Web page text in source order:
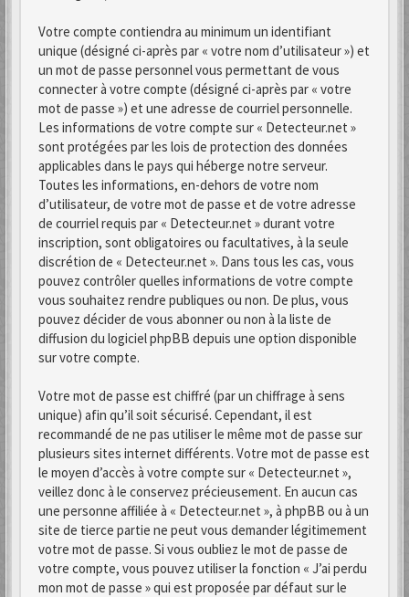
Votre compte contiendra au minimum un identifiant
unique (désigné ci-après par « votre nom d’utilisateur ») et
un mot de passe personnel vous permettant de vous
connecter à votre compte (désigné ci-après par « votre
mot de passe ») et une adresse de courriel personnelle.
Les informations de votre compte sur « Detecteur.net »
sont protégées par les lois de protection des données
applicables dans le pays qui héberge notre serveur.
Toutes les informations, en-dehors de votre nom
d’utilisateur, de votre mot de passe et de votre adresse
de courriel requis par « Detecteur.net » durant votre
inscription, sont obligatoires ou facultatives, à la seule
discrétion de « Detecteur.net ». Dans tous les cas, vous
pouvez contrôler quelles informations de votre compte
vous souhaitez rendre publiques ou non. De plus, vous
pouvez décider de vous abonner ou non à la liste de
diffusion du logiciel phpBB depuis une option disponible
sur votre compte.
Votre mot de passe est chiffré (par un chiffrage à sens
unique) afin qu’il soit sécurisé. Cependant, il est
recommandé de ne pas utiliser le même mot de passe sur
plusieurs sites internet différents. Votre mot de passe est
le moyen d’accès à votre compte sur « Detecteur.net »,
veillez donc à le conservez précieusement. En aucun cas
une personne affiliée à « Detecteur.net », à phpBB ou à un
site de tierce partie ne peut vous demander légitimement
votre mot de passe. Si vous oubliez le mot de passe de
votre compte, vous pouvez utiliser la fonction « J’ai perdu
mon mot de passe » qui est proposée par défaut sur le